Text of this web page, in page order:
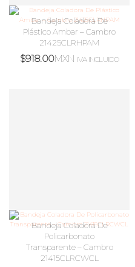
Bandeja Coladora De
Plástico Ambar – Cambro
21425CLRHPAM
$918.00MXN IVA INCLUIDO
Bandeja Coladora De
Policarbonato
Transparente – Cambro
21415CLRCWCL